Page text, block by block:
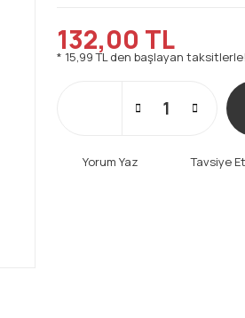
132,00 TL
* 15,99 TL den başlayan
Yorum Yaz Tavsiye Et